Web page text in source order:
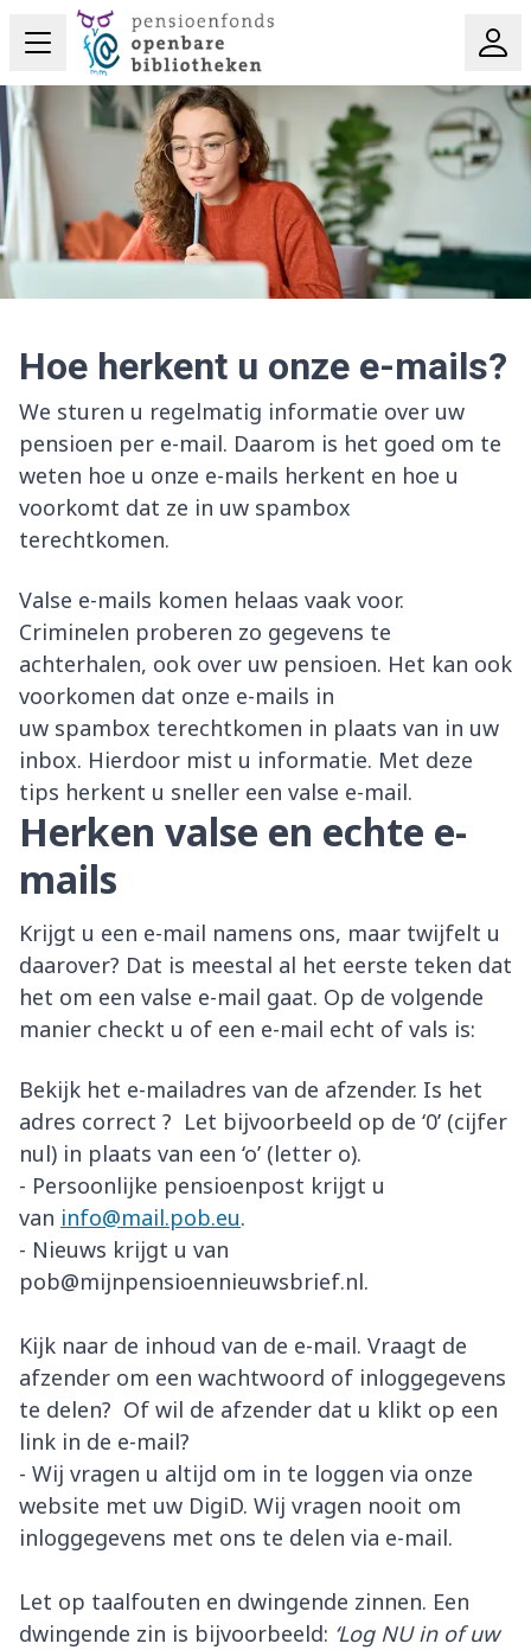
Hoe herkent u onze e-mails?
We sturen u regelmatig informatie over uw
pensioen per e-mail. Daarom is het goed om te
weten hoe u onze e-mails herkent en hoe u
voorkomt dat ze in uw spambox
terechtkomen.
Valse e-mails komen helaas vaak voor.
Criminelen proberen zo gegevens te
achterhalen, ook over uw pensioen. Het kan ook
voorkomen dat onze e-mails in
uw spambox terechtkomen in plaats van in uw
inbox. Hierdoor mist u informatie. Met deze
tips herkent u sneller een valse e-mail.
Herken valse en echte e-
mails
Krijgt u een e-mail namens ons, maar twijfelt u
daarover? Dat is meestal al het eerste teken dat
het om een valse e-mail gaat. Op de volgende
manier checkt u of een e-mail echt of vals is:
Bekijk het e-mailadres van de afzender. Is het
adres correct ? Let bijvoorbeeld op de ‘0’ (cijfer
nul) in plaats van een ‘o’ (letter o).
- Persoonlijke pensioenpost krijgt u
van info@mail.pob.eu.
- Nieuws krijgt u van
pob@mijnpensioennieuwsbrief.nl.
Kijk naar de inhoud van de e-mail. Vraagt de
afzender om een wachtwoord of inloggegevens
te delen? Of wil de afzender dat u klikt op een
link in de e-mail?
- Wij vragen u altijd om in te loggen via onze
website met uw DigiD. Wij vragen nooit om
inloggegevens met ons te delen via e-mail.
Let op taalfouten en dwingende zinnen. Een
dwingende zin is bijvoorbeeld: ‘Log NU in of uw